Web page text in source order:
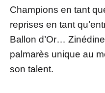
Champions en tant
reprises en tant
Ballon d’Or…
palmarès unique au
son talent.